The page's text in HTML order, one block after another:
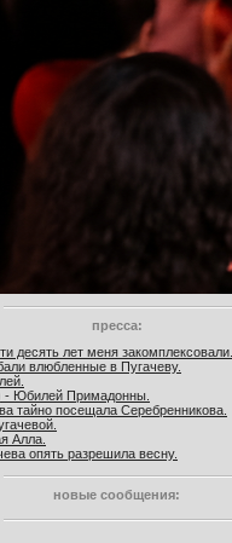
пресса:
десять лет меня закомплексовали.
влюбленные в Пугачеву.
- Юбилей Примадонны.
тайно посещала Серебренникова.
Алла.
опять разрешила весну.
новые сообщения: